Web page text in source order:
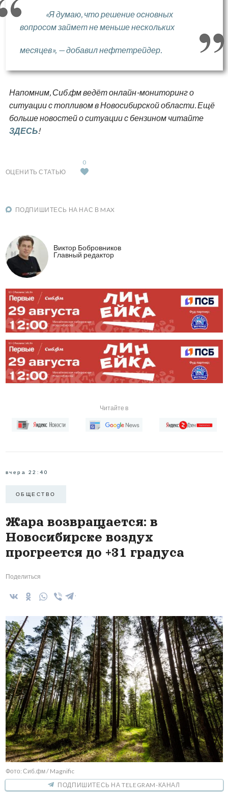
«Я думаю, что решение основных
вопросом займет не меньше нескольких
месяцев», — добавил нефтетрейдер.
Напомним, Сиб.фм ведёт онлайн-мониторинг о
ситуации с топливом в Новосибирской области. Ещё
больше новостей о ситуации с бензином читайте
ЗДЕСЬ!
ОЦЕНИТЬ СТАТЬЮ
0
ПОДПИШИТЕСЬ НА НАС В MAX
Виктор Бобровников
Главный редактор
Читайте в
вчера 22:40
ОБЩЕСТВО
Жара возвращается: в
Новосибирске воздух
прогреется до +31 градуса
Поделиться
Фото: Сиб.фм / Magnific
ПОДПИШИТЕСЬ НА TELEGRAM-КАНАЛ